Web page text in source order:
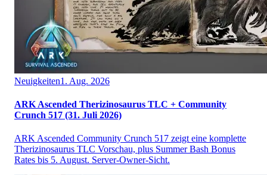
Neuigkeiten1. Aug. 2026
ARK Ascended Therizinosaurus TLC + Community
Crunch 517 (31. Juli 2026)
ARK Ascended Community Crunch 517 zeigt eine komplette
Therizinosaurus TLC Vorschau, plus Summer Bash Bonus
Rates bis 5. August. Server-Owner-Sicht.